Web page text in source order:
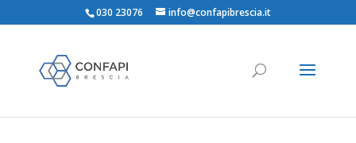
030 23076 info@confapibrescia.it